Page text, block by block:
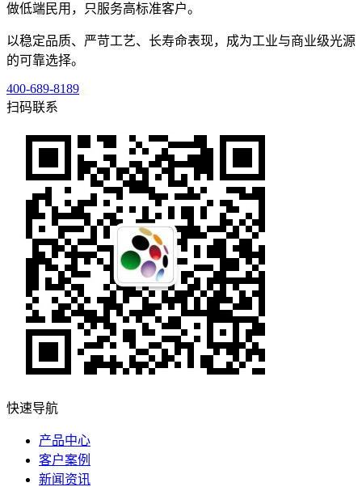
做低端民用，只服务高标准客户。
以稳定品质、严苛工艺、长寿命表现，成为工业与商业级光源
的可靠选择。
400-689-8189
扫码联系
快速导航
产品中心
客户案例
新闻资讯